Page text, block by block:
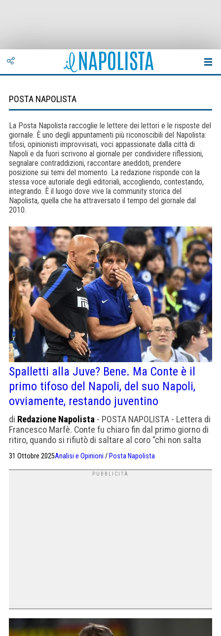
POSTA NAPOLISTA
La Posta Napolista raccoglie le lettere dei lettori e le risposte del
giornale. È uno degli appuntamenti più riconoscibili del Napolista:
tifosi, opinionisti improvvisati, voci appassionate dalla città di
Napoli e da fuori scrivono al giornale per condividere riflessioni,
segnalare contraddizioni, raccontare aneddoti, prendere
posizione sui temi del momento. La redazione risponde con la
stessa voce autoriale degli editoriali, accogliendo, contestando,
integrando. È il luogo dove vive la community storica del
Napolista, quella che ha attraversato il tempo del giornale dal
2010.
Spalletti alla Juve? Bene. Ma Conte è il
primo tifoso del Napoli, del suo Napoli,
ovviamente, restando juventino
di Redazione Napolista - POSTA NAPOLISTA - Lettera di
Francesco Marfè. Conte fu chiaro fin dal primo giorno di
ritiro, quando si rifiutò di saltare al coro “chi non salta
31 Ottobre 2025Analisi e Opinioni / Posta Napolista